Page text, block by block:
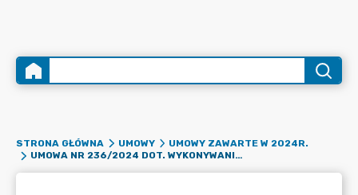
STRONA GŁÓWNA UMOWY
UMOWY ZAWARTE W 2024R.
UMOWA NR 236/2024 DOT. WYKONYWANIA ZADAŃ OPERATORA OBSŁUGI INFORMATYCZNEJ OBWODOWEJ KOMISJI WYBORCZEJ NR 21 Z/S W SZPITALU POWIATOWYM GAJDA-MED SP. Z O. O. W PUŁTUSKU W WYBORACH DO RAD GMIN, RAD POWIATÓW, SEJMIKÓW WOJEWÓDZTW I RAD DZIELNIC M.ST. WARSZAWY ORAZ WYBORÓW WÓJTÓW, BURMISTRZÓW I PREZYDENTÓW MIAST ZARZĄDZONYCH NA DZIEŃ 7.04.2024R.